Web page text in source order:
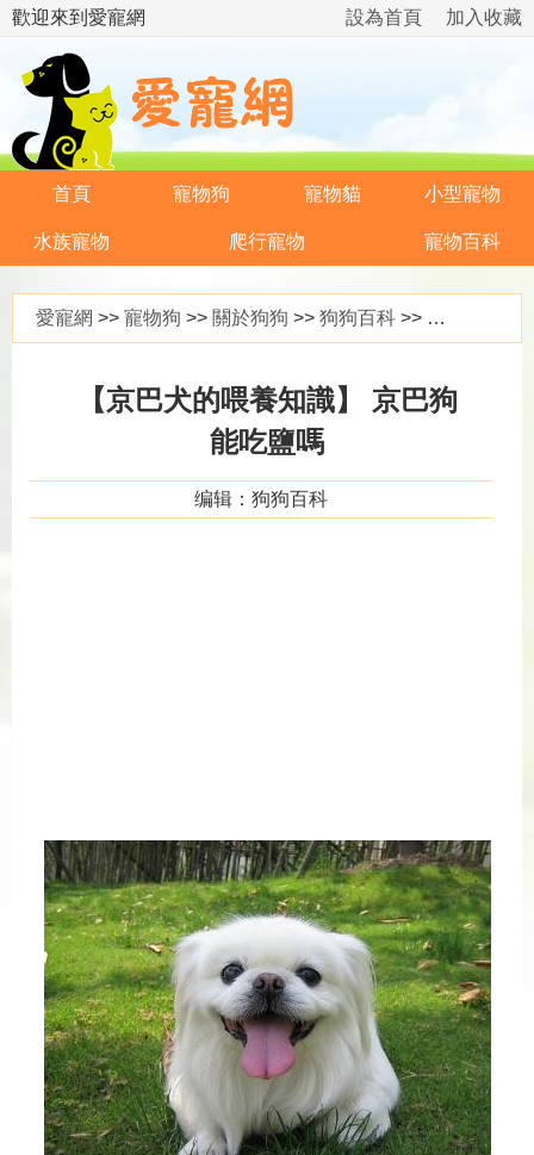
歡迎來到愛寵網 加入收藏
設為首頁
首頁 寵物狗 寵物貓 小型寵物
水族寵物 爬行寵物 寵物百科
愛寵網 >> 寵物狗 >> 關於狗狗 >> 狗狗百科 >> 【京巴犬的喂養知識】 京巴狗能吃鹽嗎
【京巴犬的喂養知識】 京巴狗
能吃鹽嗎
编辑：狗狗百科